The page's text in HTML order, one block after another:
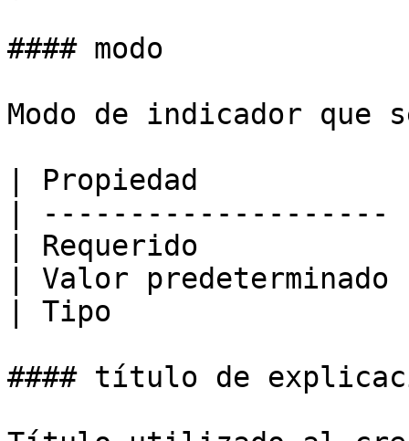
#### modo
Modo de indicador que
| Propiedad
|
| Requerido
| Valor
| Tipo
#### título de